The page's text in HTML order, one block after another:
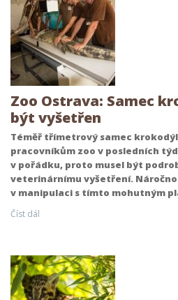
Zoo Ostrava: Samec
být vyšetřen
Téměř třímetrový samec
pracovníkům zoo v posledních
v pořádku, proto musel být
veterinárnímu vyšetření.
v manipulaci s tímto mohutným
Číst dál